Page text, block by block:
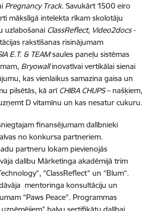
Pregnancy Track. Savukārt 1500 eiro
mākslīgā intelekta rīkam skolotāju
uzlabošanai ClassReflect, Video2docs-
rakstīšanas risinājumam
E.T. & TEAMsaules paneļu sistēmas
Bryowallinovatīvai vertikālai sienai
kas vienlaikus samazina gaisa un
pilsētās, kā arī CHIBA CHUPS– našķiem,
D vitamīnu un kas nesatur cukuru.
finansējumam dalībnieki
no konkursa partneriem.
partneru lokam pievienojās
dalību Mārketinga akadēmijā trim
“ClassReflect” un “Blum“.
mentoringa konsultāciju un
“Paws Peace”. Programmas
balvu sertifikātu dalībai